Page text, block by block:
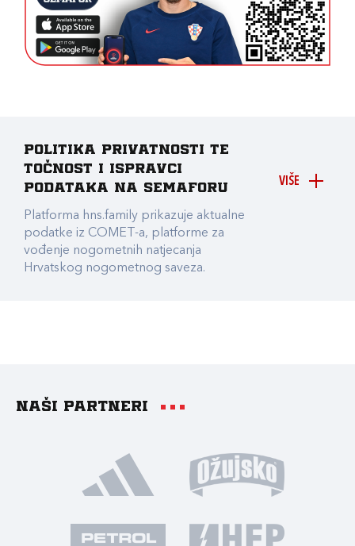
VIŠE
Politika privatnosti te
točnost i ispravci
podataka na Semaforu
Platforma hns.family prikazuje aktualne
podatke iz COMET-a, platforme za
vođenje nogometnih natjecanja
Hrvatskog nogometnog saveza.
Naši partneri